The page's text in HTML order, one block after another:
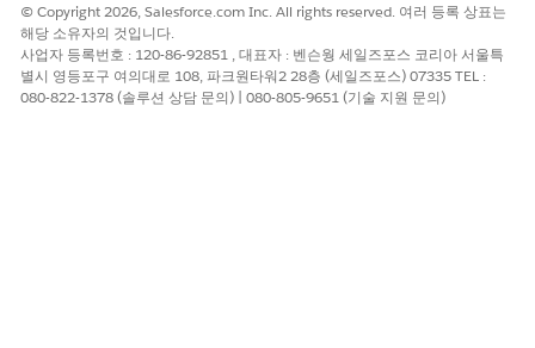
© Copyright 2026, Salesforce.com Inc. All rights reserved. 여러 등록 상표는
해당 소유자의 것입니다.
사업자 등록번호 : 120-86-92851 , 대표자 : 벤슨웡 세일즈포스 코리아 서울특
별시 영등포구 여의대로 108, 파크원타워2 28층 (세일즈포스) 07335 TEL :
080-822-1378 (솔루션 상담 문의) | 080-805-9651 (기술 지원 문의)